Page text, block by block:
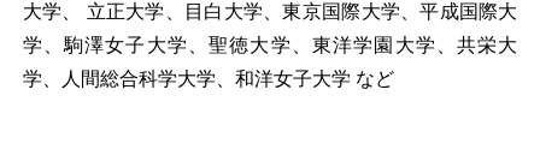
大学、 立正大学、目白大学、東京国際大学、平成国際大
学、駒澤女子大学、聖徳大学、東洋学園大学、共栄大
学、人間総合科学大学、和洋女子大学 など